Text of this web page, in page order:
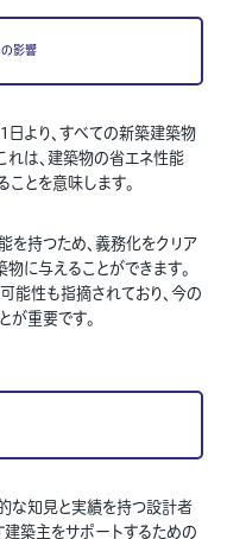
影響
より、すべての新築建築物
れは、建築物の省エネ性能
とを意味します。
を持つため、義務化をクリア
に与えることができます。
能性も指摘されており、今の
が重要です。
な知見と実績を持つ設計者
建築主をサポートするための